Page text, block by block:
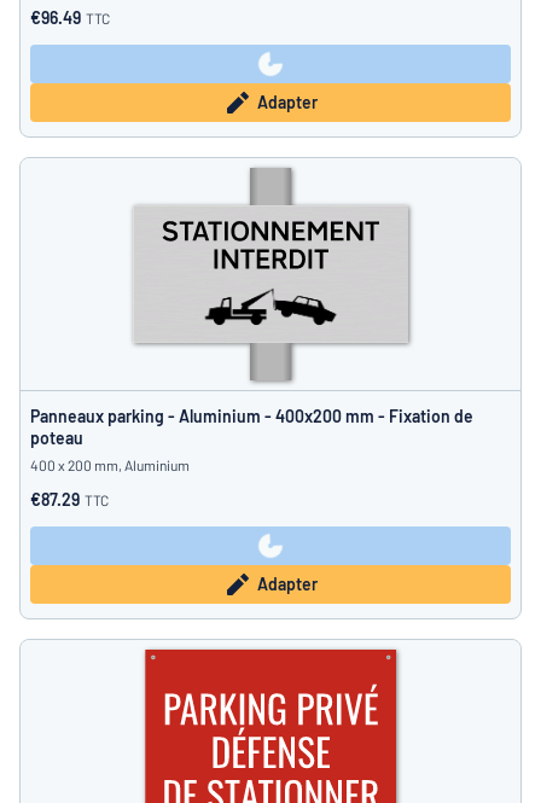
€96.49 TTC
Adapter
Panneaux parking - Aluminium - 400x200 mm - Fixation de
poteau
400 x 200 mm, Aluminium
€87.29 TTC
Adapter